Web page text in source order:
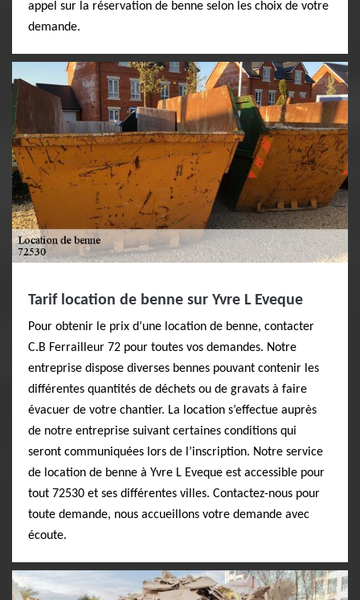
appel sur la réservation de benne selon les choix de votre
demande.
Tarif location de benne sur Yvre L Eveque
Pour obtenir le prix d’une location de benne, contacter
C.B Ferrailleur 72 pour toutes vos demandes. Notre
entreprise dispose diverses bennes pouvant contenir les
différentes quantités de déchets ou de gravats à faire
évacuer de votre chantier. La location s’effectue auprès
de notre entreprise suivant certaines conditions qui
seront communiquées lors de l’inscription. Notre service
de location de benne à Yvre L Eveque est accessible pour
tout 72530 et ses différentes villes. Contactez-nous pour
toute demande, nous accueillons votre demande avec
écoute.